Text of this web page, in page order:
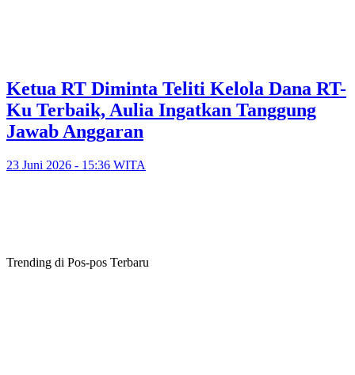
Ketua RT Diminta Teliti Kelola Dana RT-
Ku Terbaik, Aulia Ingatkan Tanggung
Jawab Anggaran
23 Juni 2026 - 15:36 WITA
Trending di Pos-pos Terbaru